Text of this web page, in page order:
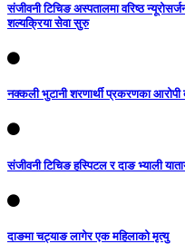
संजीवनी टिचिङ अस्पतालमा वरिष्ठ
शल्यक्रिया सेवा सुरु
नक्कली भुटानी शरणार्थी प्रकरणका आरोपी
संजीवनी टिचिङ हस्पिटल र दाङ भ्याली
दाङमा चट्याङ लागेर एक महिलाको मृत्यु